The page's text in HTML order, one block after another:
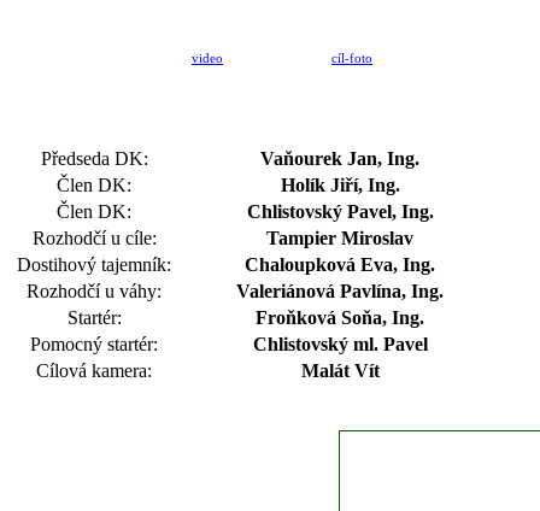
video cíl-foto
Předseda DK:
Vaňourek Jan, Ing.
Člen DK:
Holík Jiří, Ing.
Člen DK:
Chlistovský Pavel, Ing.
Rozhodčí u cíle:
Tampier Miroslav
Dostihový tajemník:
Chaloupková Eva, Ing.
Rozhodčí u váhy:
Valeriánová Pavlína, Ing.
Startér:
Froňková Soňa, Ing.
Pomocný startér:
Chlistovský ml. Pavel
Cílová kamera:
Malát Vít